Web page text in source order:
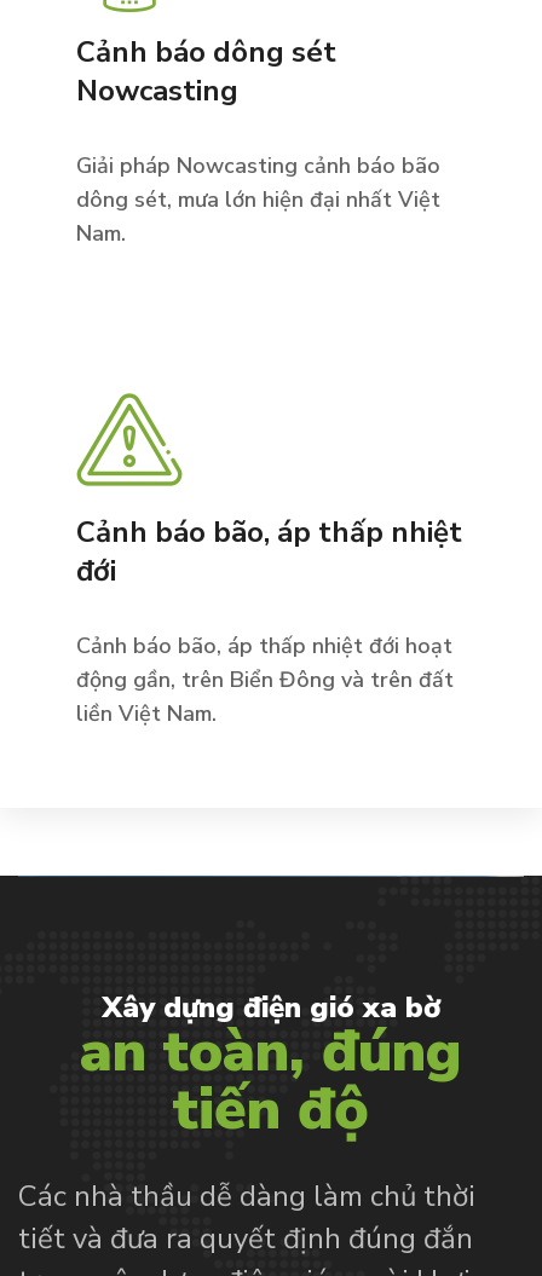
Cảnh báo dông sét
Nowcasting
Giải pháp Nowcasting cảnh báo bão
dông sét, mưa lớn hiện đại nhất Việt
Nam.
Cảnh báo bão, áp thấp nhiệt
đới
Cảnh báo bão, áp thấp nhiệt đới hoạt
động gần, trên Biển Đông và trên đất
liền Việt Nam.
Xây dựng điện gió xa bờ
an toàn, đúng
tiến độ
Các nhà thầu dễ dàng làm chủ thời
tiết và đưa ra quyết định đúng đắn